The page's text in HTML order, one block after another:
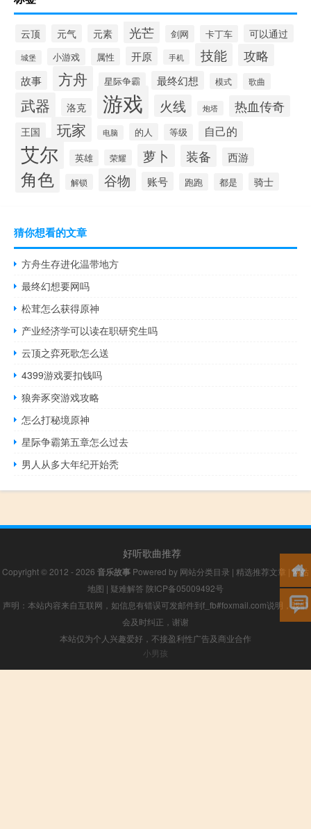
云顶 元气 元素 光芒 剑网 卡丁车 可以通过
城堡 小游戏 属性 开原 手机 技能 攻略
故事 方舟 星际争霸 最终幻想 模式 歌曲
武器 洛克 游戏 火线 炮塔 热血传奇
王国 玩家 电脑 的人 等级 自己的
艾尔 英雄 荣耀 萝卜 装备 西游
角色 解锁 谷物 账号 跑跑 都是 骑士
猜你想看的文章
方舟生存进化温带地方
最终幻想要网吗
松茸怎么获得原神
产业经济学可以读在职研究生吗
云顶之弈死歌怎么送
4399游戏要扣钱吗
狼奔豕突游戏攻略
怎么打秘境原神
星际争霸第五章怎么过去
男人从多大年纪开始秃
好听歌曲推荐
Copyright © 2012 - 2026 音乐故事 Powered by 网站分类目录 | 精选推荐文章 |网站
地图 | 疑难解答 陕ICP备05009492号
声明：本站内容来自互联网，如信息有错误可发邮件到f_fb#foxmail.com说明，我们
会及时纠正，谢谢
本站仅为个人兴趣爱好，不接盈利性广告及商业合作
小男孩